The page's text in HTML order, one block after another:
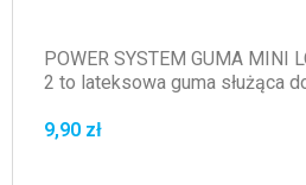
POWER SYSTEM GUMA MINI
2 to lateksowa guma służąca
9,90 zł